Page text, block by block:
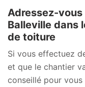
Adressez-vous
Balleville dans
de toiture
Si vous effectuez
et que le chantier
conseillé pour